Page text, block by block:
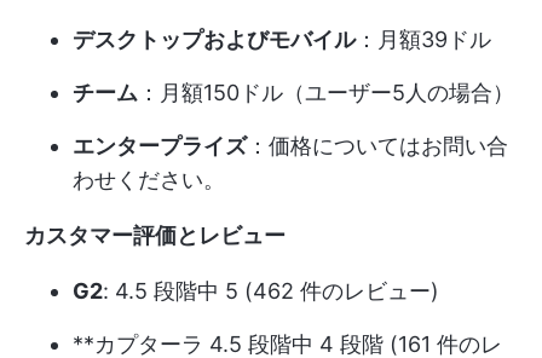
デスクトップおよびモバイル：月額39ドル
チーム ：月額150ドル（ユーザー5人の場合）
エンタープライズ：価格についてはお問い合
わせください。
カスタマー評価とレビュー
G2: 4.5 段階中 5 (462 件のレビュー)
**カプターラ 4.5 段階中 4 段階 (161 件のレ